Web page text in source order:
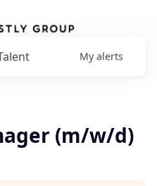
My alerts
(m/w/d)